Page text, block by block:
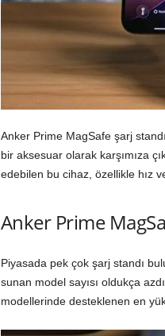
Anker Prime MagSafe şarj
bir aksesuar olarak karşımıza
edebilen bu cihaz, özellikle hız
Anker Prime
Piyasada pek çok şarj standı
sunan model sayısı oldukça
modellerinde desteklenen en